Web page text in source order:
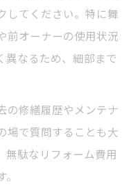
してください。特に舞
前オーナーの使用状況
異なるため、細部まで
の修繕履歴やメンテナ
場で質問することも大
無駄なリフォーム費用